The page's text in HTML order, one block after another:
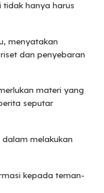
hanya harus
menyatakan
dan penyebaran
materi yang
seputar
melakukan
kepada teman-